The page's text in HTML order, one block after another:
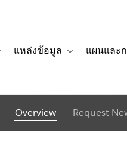
for เรื่องราวของลูกค้า
Toggle sub-navigation for โซลูชัน
แหล่งข้อมูล แผนและ
Download
Overview Request